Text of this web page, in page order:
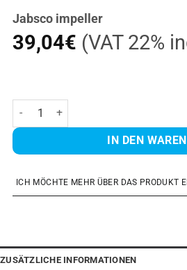
Jabsco impeller
39,04€ (VAT 22%
Jabsco impeller Menge
IN DEN
ICH MÖCHTE MEHR ÜBER DAS PRODUKT
ZUSÄTZLICHE INFORMATIONEN